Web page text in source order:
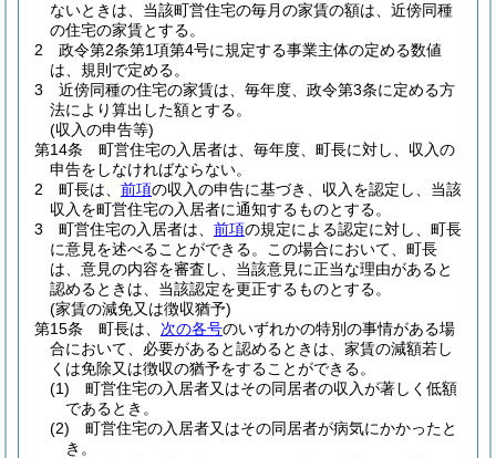
ないときは、当該町営住宅の毎月の家賃の額は、近傍同種
の住宅の家賃とする。
2
政令第2条第1項第4号に規定する事業主体の定める数値
は、規則で定める。
3
近傍同種の住宅の家賃は、毎年度、政令第3条に定める方
法により算出した額とする。
(収入の申告等)
第14条
町営住宅の入居者は、毎年度、町長に対し、収入の
申告をしなければならない。
2
町長は、 前項の収入の申告に基づき、収入を認定し、当該
収入を町営住宅の入居者に通知するものとする。
3
町営住宅の入居者は、 前項の規定による認定に対し、町長
に意見を述べることができる。
この場合において、町長
は、意見の内容を審査し、当該意見に正当な理由があると
認めるときは、当該認定を更正するものとする。
(家賃の減免又は徴収猶予)
第15条
町長は、 次の各号のいずれかの特別の事情がある場
合において、必要があると認めるときは、家賃の減額若し
くは免除又は徴収の猶予をすることができる。
(1)
町営住宅の入居者又はその同居者の収入が著しく低額
であるとき。
(2)
町営住宅の入居者又はその同居者が病気にかかったと
き。